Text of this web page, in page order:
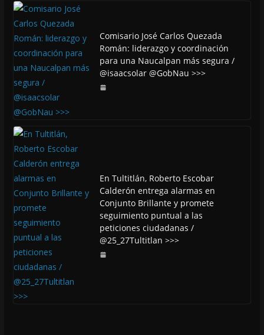
Comisario José Carlos Quezada
Román: liderazgo y coordinación
para una Naucalpan más segura /
@isaacsolar @GobNau >>>
En Tultitlán, Roberto Escobar
Calderón entrega alarmas en
Conjunto Brillante y promete
seguimiento puntual a las
peticiones ciudadanas /
@25_27Tultitlan >>>